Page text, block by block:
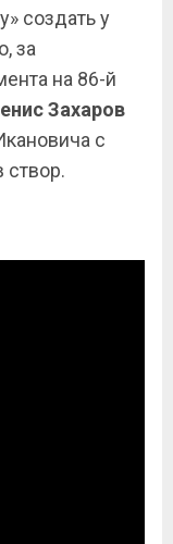
создать у
за
на 86-й
Захаров
с
створ.